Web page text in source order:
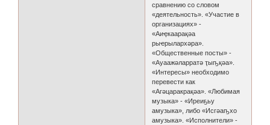
сравнению со словом
«деятельность». «Участие в
организациях» -
«Аиҿкаарақәа
рыҽрылархәра».
«Общественные посты» -
«Ауаажәларратә ҭыҧқәа».
«Интересы» необходимо
перевести как
«Агәцаракрақәа». «Любимая
музыка» - «Иреиҕьу
амузыка», либо «Исгәаҧхо
амузыка». «Исполнители» -